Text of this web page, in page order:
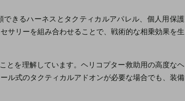
きるハーネスとタクティカルアパレル、個人用保護
サリーを組み合わせることで、戦術的な相乗効果を生
とを理解しています。ヘリコプター救助用の高度なヘ
ル式のタクティカルアドオンが必要な場合でも、装備